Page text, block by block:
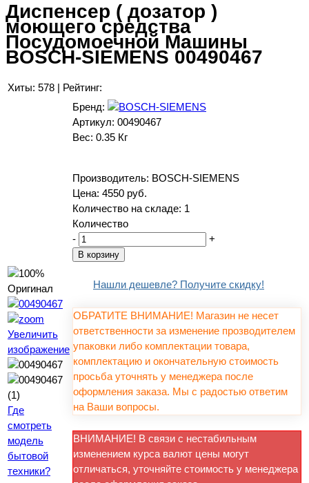
Диспенсер ( дозатор )
моющего средства
Посудомоечной Машины
BOSCH-SIEMENS 00490467
Хиты: 578 | Рейтинг:
Увеличить
изображение
Где
смотреть
модель
бытовой
техники?
Бренд:
Артикул: 00490467
Вес: 0.35 Кг
Производитель: BOSCH-SIEMENS
Цена: 4550 руб.
Количество на складе: 1
Количество
-
+
Нашли дешевле? Получите скидку!
ОБРАТИТЕ ВНИМАНИЕ! Магазин не несет
ответственности за изменение прозводителем
упаковки либо комплектации товара,
комплектацию и окончательную стоимость
просьба уточнять у менеджера после
оформления заказа. Мы с радостью ответим
на Ваши вопросы.
ВНИМАНИЕ! В связи с нестабильным
изменением курса валют цены могут
отличаться, уточняйте стоимость у менеджера